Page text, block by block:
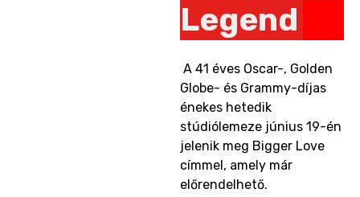
Legend
A 41 éves Oscar-, Golden
Globe- és Grammy-díjas
énekes hetedik
stúdiólemeze június 19-én
jelenik meg Bigger Love
címmel, amely már
előrendelhető.